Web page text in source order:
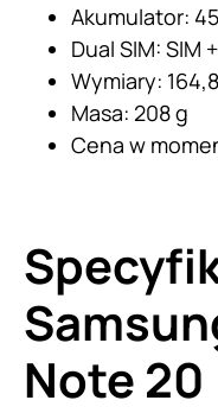
Akumulator:
Dual SIM: SIM
Wymiary:
Masa: 208 g
Cena w
Note 20